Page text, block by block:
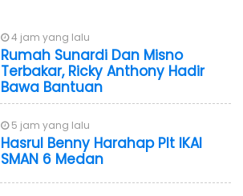
4 jam yang lalu
Rumah Sunardi Dan Misno
Terbakar, Ricky Anthony Hadir
Bawa Bantuan
5 jam yang lalu
Hasrul Benny Harahap Plt IKAl
SMAN 6 Medan